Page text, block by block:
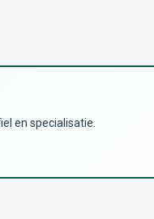
en specialisatie.